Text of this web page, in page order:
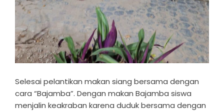
Selesai pelantikan makan siang bersama dengan
cara “Bajamba”. Dengan makan Bajamba siswa
menjalin keakraban karena duduk bersama dengan